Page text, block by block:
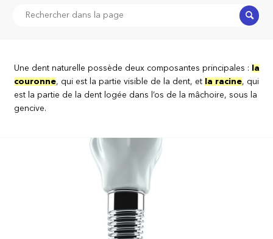
Une dent naturelle possède deux composantes principales :
la
couronne, qui est la partie visible de la dent, et la racine, qui
est la partie de la dent logée dans l’os de la mâchoire, sous la
gencive.